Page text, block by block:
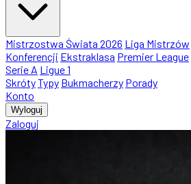
Mistrzostwa Świata 2026 Liga Mistrzów
Konferencji Ekstraklasa Premier League
Serie A Ligue 1
SkrótyTypy Bukmacherzy Porady
Konto
Wyloguj
Zaloguj